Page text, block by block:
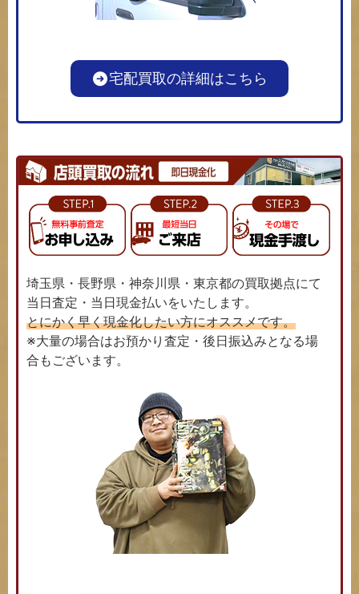
宅配買取の詳細はこちら
埼玉県・長野県・神奈川県・東京都の買取拠点にて
当日査定・当日現金払いをいたします。
とにかく早く現金化したい方にオススメです。
※大量の場合はお預かり査定・後日振込みとなる場
合もございます。